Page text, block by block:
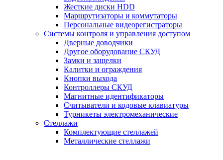
Жесткие диски HDD
Маршрутизаторы и коммутаторы
Персональные видеорегистраторы
Системы контроля и управления доступом
Дверные доводчики
Другое оборудование СКУД
Замки и защелки
Калитки и ограждения
Кнопки выхода
Контроллеры СКУД
Магнитные идентификаторы
Считыватели и кодовые клавиатуры
Турникеты электромеханические
Стеллажи
Комплектующие стеллажей
Металлические стеллажи